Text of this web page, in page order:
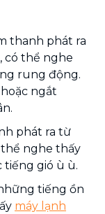
thanh phát ra
có thể nghe
rung động.
ngắt
phát ra từ
nghe thấy
tiếng gió ù ù.
tiếng ồn
máy lạnh